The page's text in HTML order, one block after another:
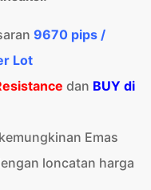
9670 pips /
Lot
dan BUY di
Emas
loncatan harga